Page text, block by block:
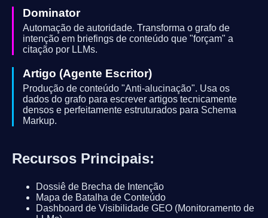
Dominator
Automação de autoridade. Transforma o grafo de
intenção em briefings de conteúdo que "forçam" a
citação por LLMs.
Artigo (Agente Escritor)
Produção de conteúdo "Anti-alucinação". Usa os
dados do grafo para escrever artigos tecnicamente
densos e perfeitamente estruturados para Schema
Markup.
Recursos Principais:
Dossiê de Brecha de Intenção
Mapa de Batalha de Conteúdo
Dashboard de Visibilidade GEO (Monitoramento de